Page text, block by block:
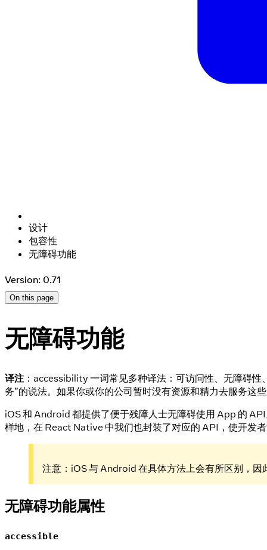
设计
包容性
无障碍功能
Version: 0.71
On this page
无障碍功能
译注 ：accessibility 一词常见多种译法：可访问性、无障碍
务”的说法。如果你或你的公司暂时没有资源和精力去服务这
iOS 和 Android 都提供了便于残障人士无障碍使用 App 的
样地，在 React Native 中我们也封装了对应的 API，使开发
注意：iOS 与 Android 在具体方法上会有所区别，
无障碍功能属性
accessible